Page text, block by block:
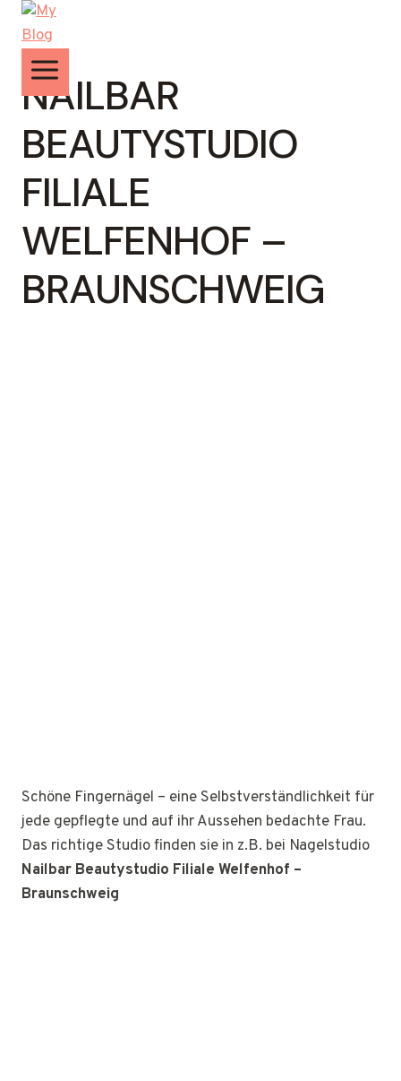
Zum
Inhalt
springen
NAILBAR
BEAUTYSTUDIO
FILIALE
WELFENHOF –
BRAUNSCHWEIG
Schöne Fingernägel – eine Selbstverständlichkeit für
jede gepflegte und auf ihr Aussehen bedachte Frau.
Das richtige Studio finden sie in z.B. bei Nagelstudio
Nailbar Beautystudio Filiale Welfenhof –
Braunschweig